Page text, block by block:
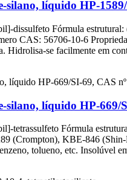
silano, líquido HP-
dissulfeto Fórmula
CAS: 56706-10-6
Hidrolisa-se facilmente em
silano, líquido HP-
tetrassulfeto Fórmula
(Crompton), KBE-846
tolueno, etc. Insolúvel